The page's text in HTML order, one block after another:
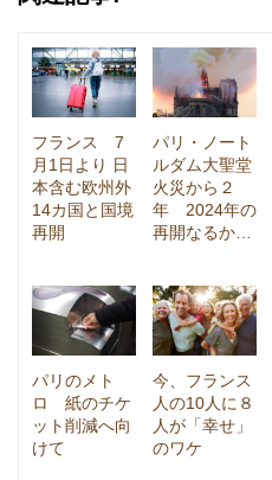
フランス 7
月1日より 日
本含む欧州外
14カ国と国境
再開
パリ・ノート
ルダム大聖堂
火災から２
年 2024年の
再開なるか…
パリのメト
ロ 紙のチケ
ット削減へ向
けて
今、フランス
人の10人に８
人が「幸せ」
のワケ